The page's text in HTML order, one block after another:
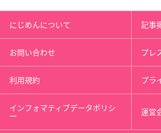
にじめんについて 記事
お問い合わせ プレ
利用規約 プラ
インフォマティブデータポリシ
ー 運営